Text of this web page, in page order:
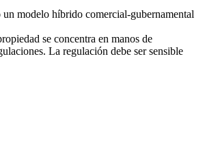
modelo híbrido comercial-gubernamental
se concentra en manos de
La regulación debe ser sensible